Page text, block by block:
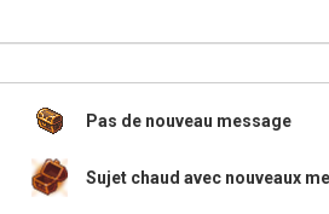
Pas de nouveau message
Sujet chaud avec nouveaux